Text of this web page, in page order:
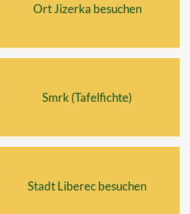
Ort Jizerka besuchen
Smrk (Tafelfichte)
Stadt Liberec besuchen